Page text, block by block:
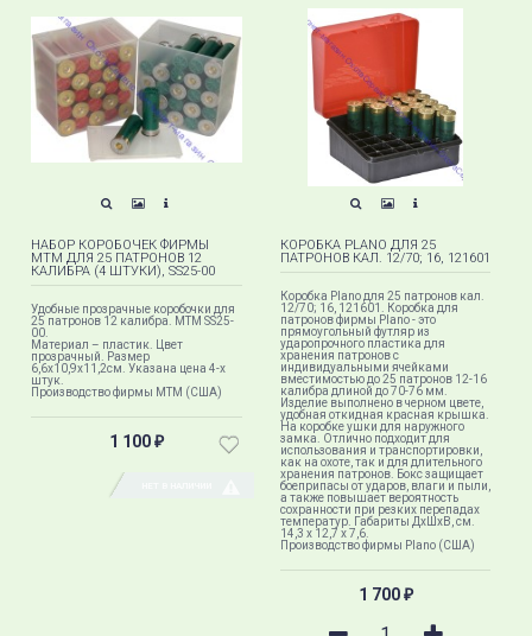
НАБОР КОРОБОЧЕК ФИРМЫ
MTM ДЛЯ 25 ПАТРОНОВ 12
КАЛИБРА (4 ШТУКИ), SS25-00
Удобные прозрачные коробочки для
25 патронов 12 калибра. MTM SS25-
00.
Материал – пластик. Цвет
прозрачный. Размер
6,6х10,9х11,2см. Указана цена 4-x
штук.
Производство фирмы МТМ (США)
1 100 ₽
КОРОБКА PLANO ДЛЯ 25
ПАТРОНОВ КАЛ. 12/70; 16, 121601
Коробка Plano для 25 патронов кал.
12/70; 16, 121601. Коробка для
патронов фирмы Plano - это
прямоугольный футляр из
ударопрочного пластика для
хранения патронов с
индивидуальными ячейками
вместимостью до 25 патронов 12-16
калибра длиной до 70-76 мм.
Изделие выполнено в черном цвете,
удобная откидная красная крышка.
На коробке ушки для наружного
замка. Отлично подходит для
использования и транспортировки,
как на охоте, так и для длительного
хранения патронов. Бокс защищает
боеприпасы от ударов, влаги и пыли,
а также повышает вероятность
сохранности при резких перепадах
температур. Габариты ДxШxВ, см.
14,3 х 12,7 х 7,6.
Производство фирмы Plano (США)
1 700 ₽